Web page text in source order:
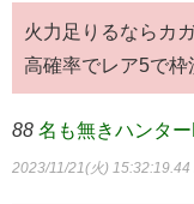
火力足りるならカ
高確率でレア5で
88 名も無きハンタ
2023/11/21(火) 15:32:19.44